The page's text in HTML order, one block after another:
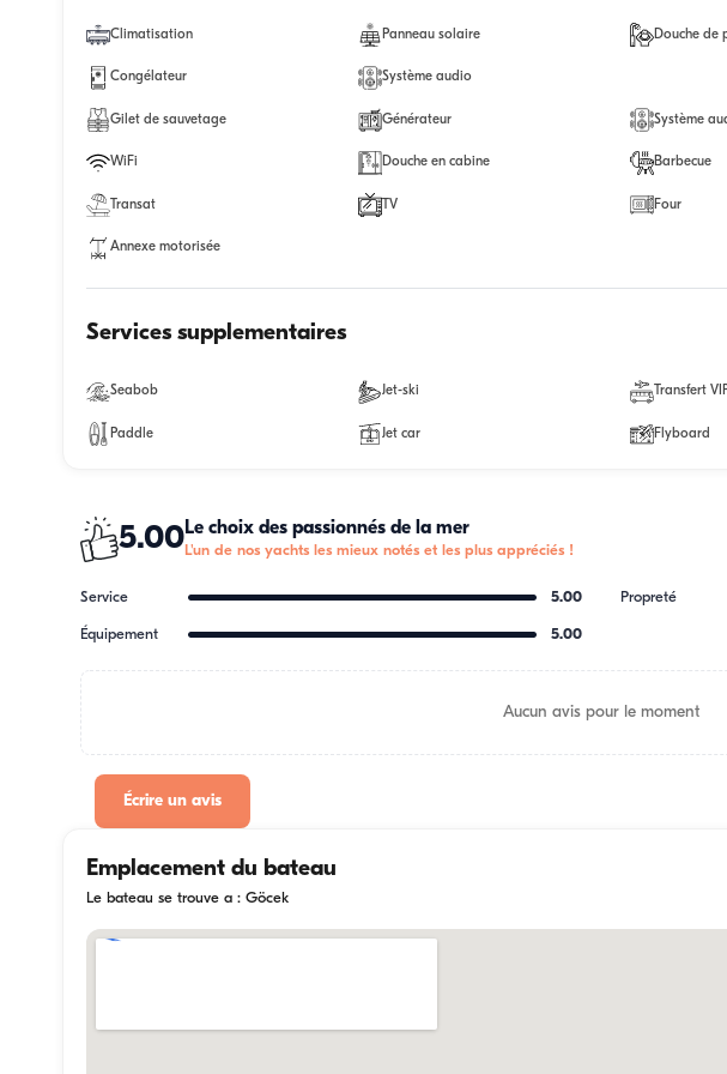
Climatisation Panneau solaire Douche de
Congélateur Système audio
Gilet de sauvetage Générateur Système
WiFi Douche en cabine Barbecue
Transat TV Four
Annexe motorisée
Services supplementaires
Seabob Jet-ski Transfert
Paddle Jet car Flyboard
5.00Le choix des passionnés de la mer
L'un de nos yachts les mieux notés et les plus appréciés !
Service 5.00 Propreté
Équipement 5.00
Aucun avis pour le moment
Écrire un avis
Emplacement du bateau
Le bateau se trouve a : Göcek